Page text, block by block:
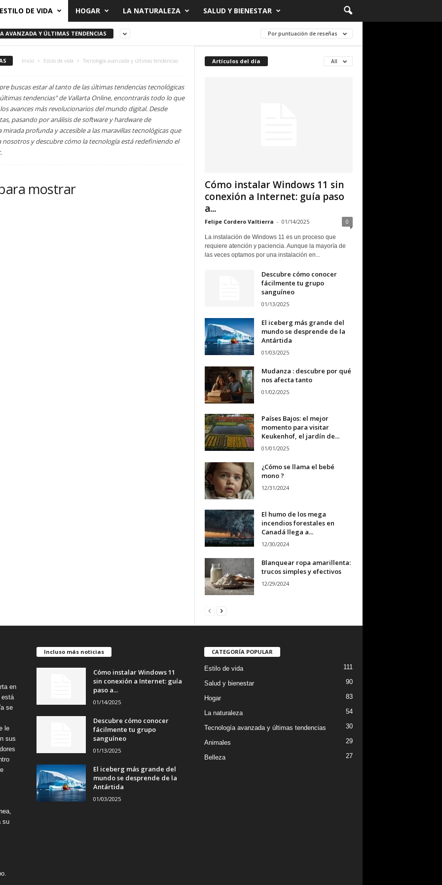
ESTILO DE VIDA HOGAR LA NATURALEZA SALUD Y BIENESTAR
AVANZADA Y ÚLTIMAS TENDENCIAS Por puntuación de reseñas
Inicio Estilo de vida Tecnología avanzada y últimas tendencias
buscas estar al tanto de las últimas tendencias tecnológicas
tendencias" de Vallarta Online, encontrarás todo lo que
avances más revolucionarios del mundo digital. Desde
pasando por análisis de software y hardware de
profunda y accesible a las maravillas tecnológicas que
y descubre cómo la tecnología está redefiniendo el
mostrar
Artículos del día All
Cómo instalar Windows 11 sin
conexión a Internet: guía paso
a...
Felipe Cordero Valtierra - 01/14/2025 0
La instalación de Windows 11 es un proceso que
requiere atención y paciencia. Aunque la mayoría de
las veces optamos por una instalación en...
Descubre cómo conocer
fácilmente tu grupo
sanguíneo
01/13/2025
El iceberg más grande del
mundo se desprende de la
Antártida
01/03/2025
Mudanza : descubre por qué
nos afecta tanto
01/02/2025
Países Bajos: el mejor
momento para visitar
Keukenhof, el jardín de...
01/01/2025
¿Cómo se llama el bebé
mono ?
12/31/2024
El humo de los mega
incendios forestales en
Canadá llega a...
12/30/2024
Blanquear ropa amarillenta:
trucos simples y efectivos
12/29/2024
en
está
se
le
sus
su
Incluso más noticias
Cómo instalar Windows 11
sin conexión a Internet: guía
paso a...
01/14/2025
Descubre cómo conocer
fácilmente tu grupo
sanguíneo
01/13/2025
El iceberg más grande del
mundo se desprende de la
Antártida
01/03/2025
CATEGORÍA POPULAR
Estilo de vida 111
Salud y bienestar 90
Hogar 83
La naturaleza 54
Tecnología avanzada y últimas tendencias 30
Animales 29
Belleza 27